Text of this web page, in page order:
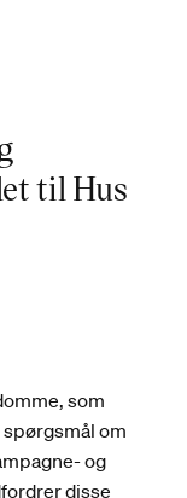
til Hus
som
om
og
disse